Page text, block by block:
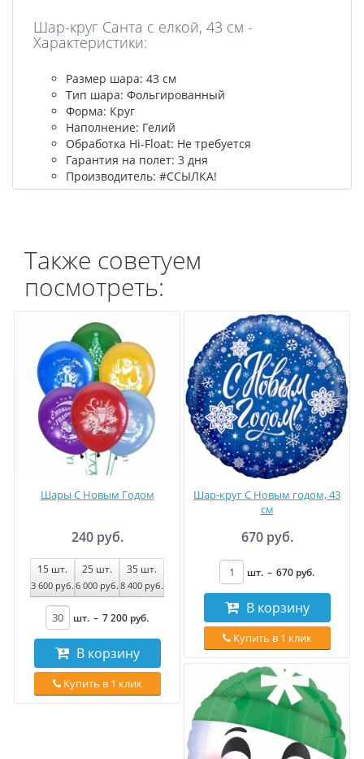
Шар-круг Санта с елкой, 43 см -
Характеристики:
Размер шара: 43 см
Тип шара: Фольгированный
Форма: Круг
Наполнение: Гелий
Обработка Hi-Float: Не требуется
Гарантия на полет: 3 дня
Производитель: #ССЫЛКА!
Также советуем
посмотреть:
Шары С Новым Годом
240 руб.
15 шт.
3 600 руб.
25 шт.
6 000 руб.
35 шт.
8 400 руб.
шт. – 7 200 руб.
В корзину
Купить в 1 клик
Шар-круг С Новым годом, 43
см
670 руб.
шт. – 670 руб.
В корзину
Купить в 1 клик